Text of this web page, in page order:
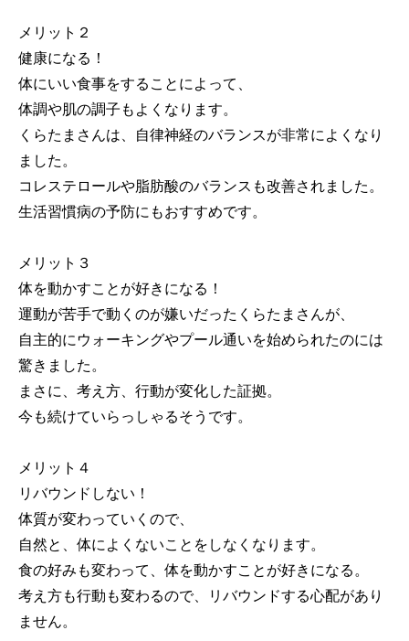
メリット２
健康になる！
体にいい食事をすることによって、
体調や肌の調子もよくなります。
くらたまさんは、自律神経のバランスが非常によくなり
ました。
コレステロールや脂肪酸のバランスも改善されました。
生活習慣病の予防にもおすすめです。
メリット３
体を動かすことが好きになる！
運動が苦手で動くのが嫌いだったくらたまさんが、
自主的にウォーキングやプール通いを始められたのには
驚きました。
まさに、考え方、行動が変化した証拠。
今も続けていらっしゃるそうです。
メリット４
リバウンドしない！
体質が変わっていくので、
自然と、体によくないことをしなくなります。
食の好みも変わって、体を動かすことが好きになる。
考え方も行動も変わるので、リバウンドする心配があり
ません。